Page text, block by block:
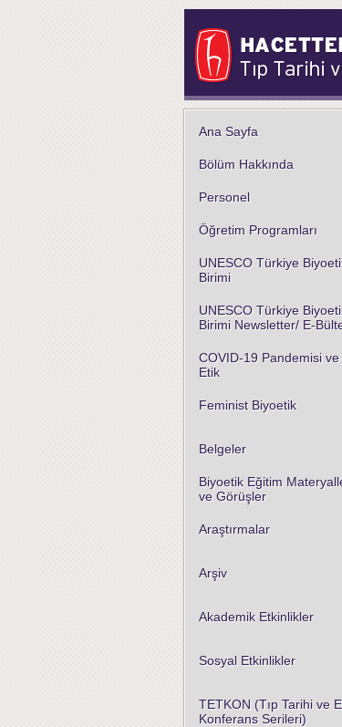
Ana Sayfa
Bölüm Hakkında
Personel
Öğretim Programları
UNESCO Türkiye
Birimi
UNESCO Türkiye
Birimi Newsletter/ E-
COVID-19 Pandemisi ve
Etik
Feminist Biyoetik
Belgeler
Biyoetik Eğitim
ve Görüşler
Araştırmalar
Arşiv
Akademik Etkinlikler
Sosyal Etkinlikler
TETKON (Tıp Tarihi ve
Konferans Serileri)